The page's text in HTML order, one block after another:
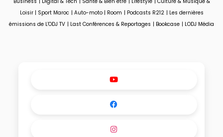
Loisir | Sport Maroc | Auto-moto | Room | Podcasts R212 | Les dernières
émissions de L'ODJ TV | Last Conférences & Reportages | Bookcase | LODJ Média